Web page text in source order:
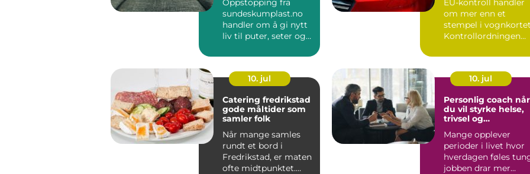
sundeskumplast.no
handler om å gi nytt
liv til puter, seter og
om mer enn et
stempel i
Kontrollordningen
er...
10. jul
Catering fredrikstad
gode måltider som
samler folk
Når mange samles
rundt et bord i
Fredrikstad, er maten
ofte midtpunktet.
10. jul
Personlig coach når
du vil styrke helse,
trivsel og
Mange opplever
perioder i livet hvor
hverdagen føles
jobben drar mer